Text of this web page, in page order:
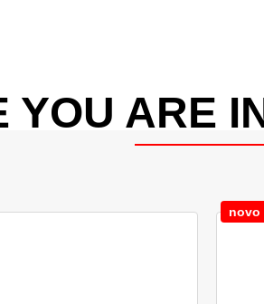
YOU ARE
novo